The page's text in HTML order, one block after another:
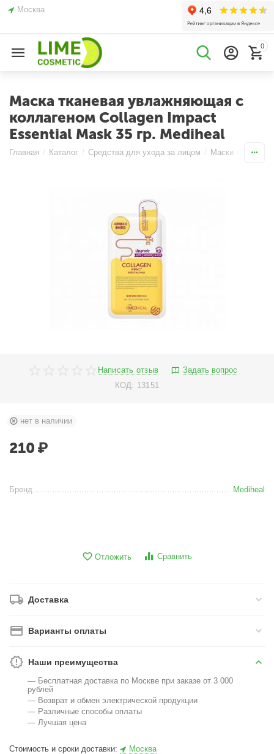
Москва
0
Маска тканевая увлажняющая с
коллагеном Collagen Impact
Essential Mask 35 гр. Mediheal
Главная / Каталог / Средства для ухода за лицом / Маски
Написать отзыв
Задать вопрос
КОД: 13151
нет в наличии
210 ₽
Бренд Mediheal
Отложить Сравнить
Доставка
Варианты оплаты
Наши преимущества
— Бесплатная доставка по Москве при заказе от 3 000
рублей
— Возврат и обмен электрической продукции
— Различные способы оплаты
— Лучшая цена
Стоимость и сроки доставки: Москва